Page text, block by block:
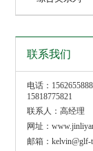
联系我们
电话：
15818775821
联系人：高经理
网址：
邮箱：kelvin@glf-